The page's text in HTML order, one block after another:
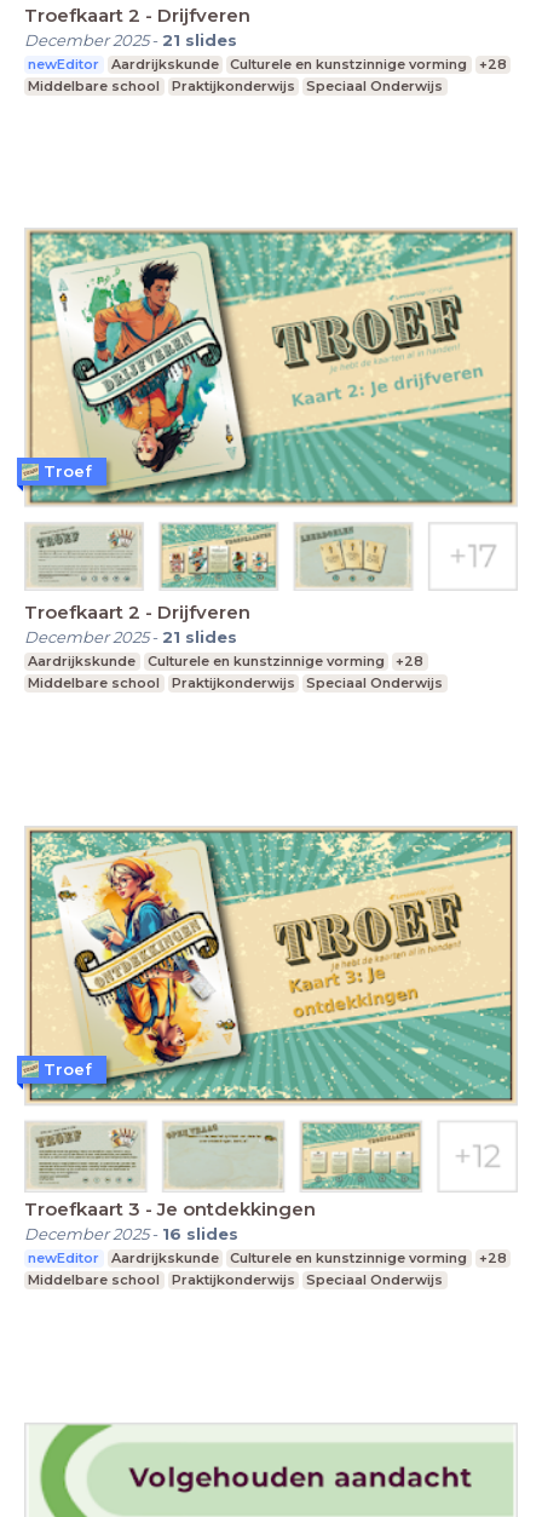
Troefkaart 2 - Drijfveren
December 2025- 21 slides
newEditor Aardrijkskunde Culturele en kunstzinnige vorming
+28
Middelbare school
Praktijkonderwijs Speciaal Onderwijs
Troefkaart 2 - Drijfveren
December 2025- 21 slides
Aardrijkskunde Culturele en kunstzinnige vorming
+28
Middelbare school
Praktijkonderwijs Speciaal Onderwijs
Troef
Troefkaart 3 - Je ontdekkingen
December 2025- 16 slides
newEditor Aardrijkskunde Culturele en kunstzinnige vorming
+28
Middelbare school
Praktijkonderwijs Speciaal Onderwijs
Troef